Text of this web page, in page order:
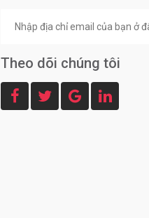
Theo dõi chúng tôi